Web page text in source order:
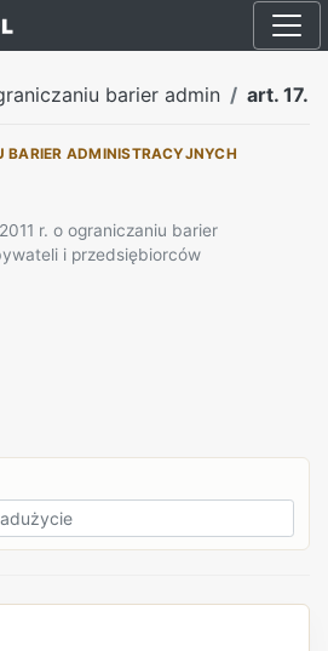
barier admin art. 17.
BARIER ADMINISTRACYJNYCH
r. o ograniczaniu barier
i przedsiębiorców